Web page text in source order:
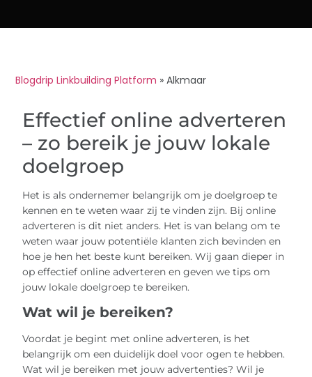
Blogdrip Linkbuilding Platform »Alkmaar
Effectief online adverteren
– zo bereik je jouw lokale
doelgroep
Het is als ondernemer belangrijk om je doelgroep te
kennen en te weten waar zij te vinden zijn. Bij online
adverteren is dit niet anders. Het is van belang om te
weten waar jouw potentiële klanten zich bevinden en
hoe je hen het beste kunt bereiken. Wij gaan dieper in
op effectief online adverteren en geven we tips om
jouw lokale doelgroep te bereiken.
Wat wil je bereiken?
Voordat je begint met online adverteren, is het
belangrijk om een duidelijk doel voor ogen te hebben.
Wat wil je bereiken met jouw advertenties? Wil je